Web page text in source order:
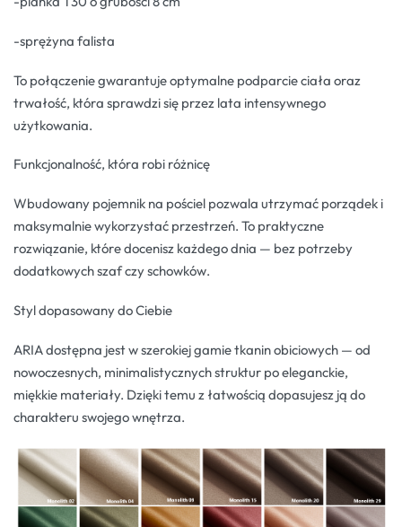
-sprężyna falista
To połączenie gwarantuje optymalne podparcie ciała oraz
trwałość, która sprawdzi się przez lata intensywnego
użytkowania.
Funkcjonalność, która robi różnicę
Wbudowany pojemnik na pościel pozwala utrzymać porządek i
maksymalnie wykorzystać przestrzeń. To praktyczne
rozwiązanie, które docenisz każdego dnia — bez potrzeby
dodatkowych szaf czy schowków.
Styl dopasowany do Ciebie
ARIA dostępna jest w szerokiej gamie tkanin obiciowych — od
nowoczesnych, minimalistycznych struktur po eleganckie,
miękkie materiały. Dzięki temu z łatwością dopasujesz ją do
charakteru swojego wnętrza.